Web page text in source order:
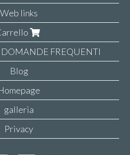
Web links
DOMANDE FREQUENTI
Blog
galleria
Privacy